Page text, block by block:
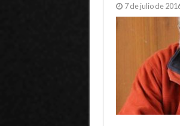
7 de julio de